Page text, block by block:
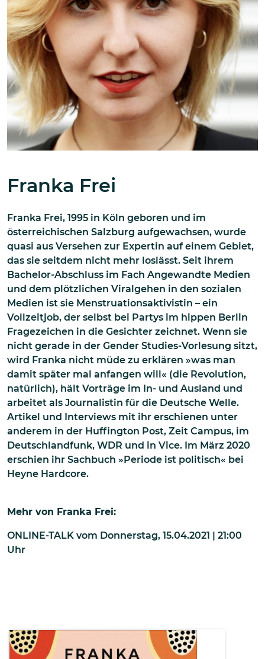
Franka Frei
Franka Frei, 1995 in Köln geboren und im
österreichischen Salzburg aufgewachsen, wurde
quasi aus Versehen zur Expertin auf einem Gebiet,
das sie seitdem nicht mehr loslässt. Seit ihrem
Bachelor-Abschluss im Fach Angewandte Medien
und dem plötzlichen Viralgehen in den sozialen
Medien ist sie Menstruationsaktivistin – ein
Vollzeitjob, der selbst bei Partys im hippen Berlin
Fragezeichen in die Gesichter zeichnet. Wenn sie
nicht gerade in der Gender Studies-Vorlesung sitzt,
wird Franka nicht müde zu erklären »was man
damit später mal anfangen will« (die Revolution,
natürlich), hält Vorträge im In- und Ausland und
arbeitet als Journalistin für die Deutsche Welle.
Artikel und Interviews mit ihr erschienen unter
anderem in der Huffington Post, Zeit Campus, im
Deutschlandfunk, WDR und in Vice. Im März 2020
erschien ihr Sachbuch »Periode ist politisch« bei
Heyne Hardcore.
Mehr von Franka Frei:
ONLINE-TALK vom Donnerstag, 15.04.2021 | 21:00
Uhr